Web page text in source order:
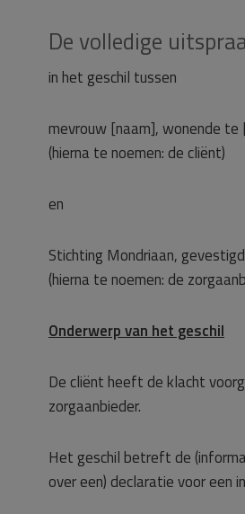
De volledige
in het geschil tussen
mevrouw [naam], wonende
(hierna te noemen: de cliënt)
en
Stichting Mondriaan,
(hierna te noemen: de
Onderwerp van het geschil
De cliënt heeft de klacht
zorgaanbieder.
Het geschil betreft de
over een) declaratie voor een